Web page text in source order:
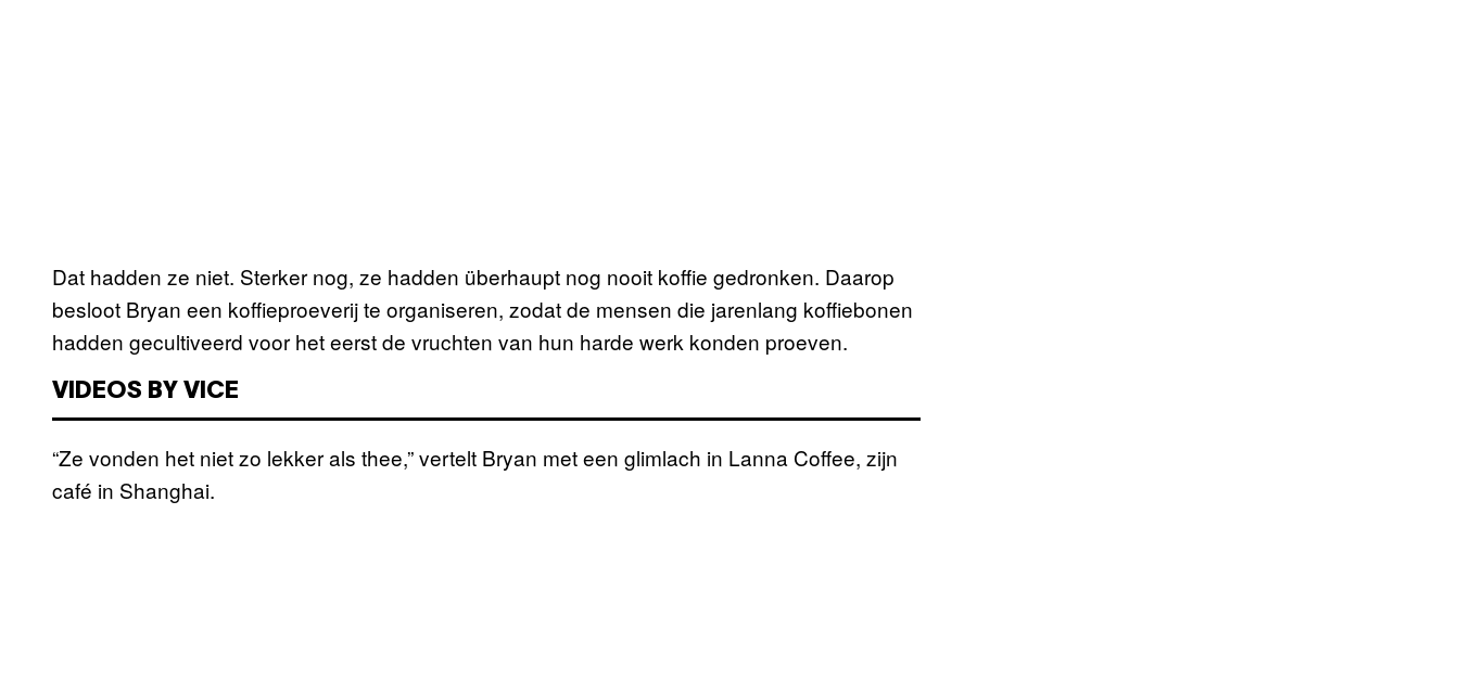
Dat hadden ze niet. Sterker nog, ze hadden überhaupt nog nooit koffie gedronken. Daarop
besloot Bryan een koffieproeverij te organiseren, zodat de mensen die jarenlang koffiebonen
hadden gecultiveerd voor het eerst de vruchten van hun harde werk konden proeven.
VIDEOS BY VICE
“Ze vonden het niet zo lekker als thee,” vertelt Bryan met een glimlach in Lanna Coffee, zijn
café in Shanghai.